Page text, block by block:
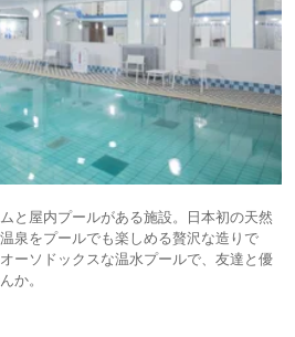
と屋内プールがある施設。日本初の天然
泉をプールでも楽しめる贅沢な造りで
ーソドックスな温水プールで、友達と優
か。